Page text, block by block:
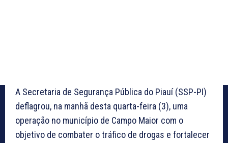
A Secretaria de Segurança Pública do Piauí (SSP-PI)
deflagrou, na manhã desta quarta-feira (3), uma
operação no município de Campo Maior com o
objetivo de combater o tráfico de drogas e fortalecer